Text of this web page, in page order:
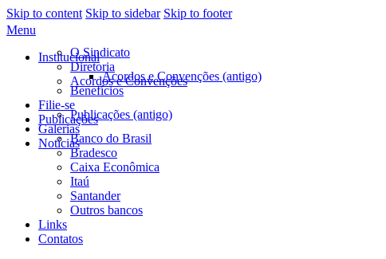
Skip to content Skip to sidebar Skip to footer
Menu
InstitucionalO Sindicato
Diretoria
Acordos e Convenções
Acordos e Convenções (antigo)
Benefícios
Filie-se
PublicaçõesPublicações (antigo)
Galerias
NotíciasBanco do Brasil
Bradesco
Caixa Econômica
Itaú
Santander
Outros bancos
Links
Contatos